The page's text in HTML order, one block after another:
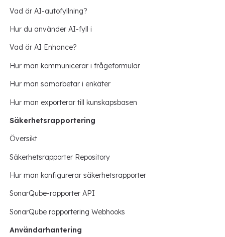
Vad är AI-autofyllning?
Hur du använder AI-fyll i
Vad är AI Enhance?
Hur man kommunicerar i frågeformulär
Hur man samarbetar i enkäter
Hur man exporterar till kunskapsbasen
Säkerhetsrapportering
Översikt
Säkerhetsrapporter Repository
Hur man konfigurerar säkerhetsrapporter
SonarQube-rapporter API
SonarQube rapportering Webhooks
Användarhantering